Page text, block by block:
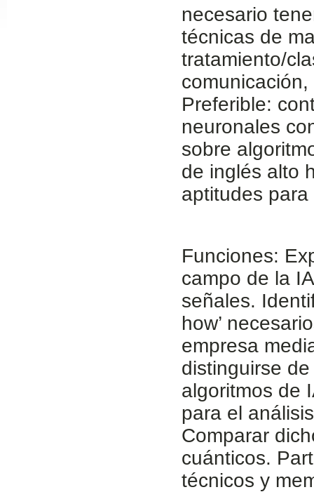
necesario
técnicas de
tratamiento/
Preferible:
neuronales
sobre
de inglés alto
aptitudes
Funciones:
campo de la
señales.
how’
empresa
distinguirse
algoritmos de
para el
Comparar
cuánticos.
técnicos y